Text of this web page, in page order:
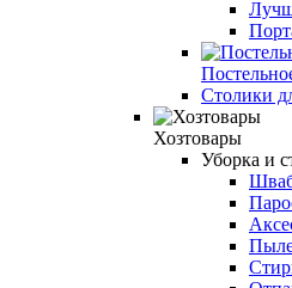
Столики
Хозтовары
Уборка и